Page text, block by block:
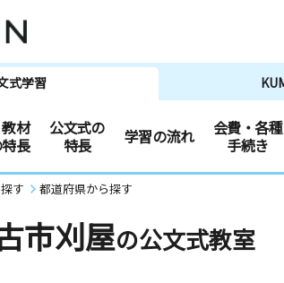
式学習
材
長
公文式の
特長
学習の流れ
会費・各種
手続き
す 都道府県から探す
市刈屋の公文式教室